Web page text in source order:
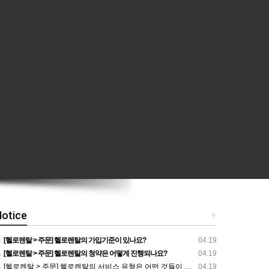
+
04.19
[헬로렌탈 > 주문] 헬로렌탈의 가입기준이 있나요?
04.19
[헬로렌탈 > 주문] 헬로렌탈의 청약은 어떻게 진행되나요?
04.19
[헬로렌탈 > 주문] 헬로렌탈의 서비스 유형은 어떤 것들이 있나요?